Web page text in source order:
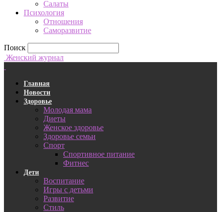
Салаты
Психология
Отношения
Саморазвитие
Поиск
Женский журнал
Главная
Новости
Здоровье
Молодая мама
Диеты
Женское здоровье
Здоровье семьи
Спорт
Спортивное питание
Фитнес
Дети
Воспитание
Игры с детьми
Развитие
Стиль